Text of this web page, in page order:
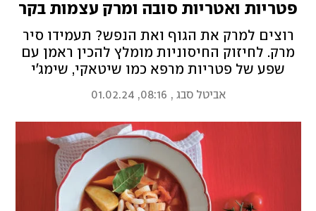
פטריות ואטריות סובה ומרק עצמות בקר
ומוח עצם
רוצים למרק את הגוף ואת הנפש? תעמידו סיר
מרק. לחיזוק החיסוניות מומלץ להכין ראמן עם
שפע של פטריות מרפא כמו שיטאקי, שימג'י
ופורטובלו ולחיזוק אנרגטי בפני מחלות חורף
מומלץ להעמיד סיר לוהט עם ירקות שורש וכמה
עצמות בקר. שיהיה לבריאות!
אביטל סבג ,
08:16, 01.02.24